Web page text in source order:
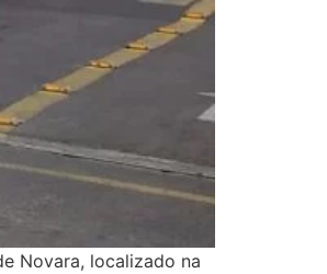
Novara, localizado na